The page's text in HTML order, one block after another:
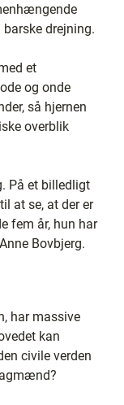
drejning.
et
og onde
så hjernen
overblik
På et billedligt
at se, at der er
fem år, hun har
Bovbjerg.
har massive
kan
civile verden